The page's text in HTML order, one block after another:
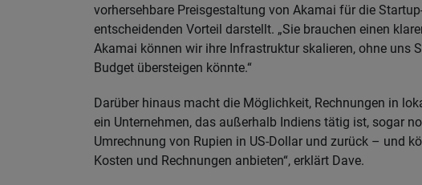
vorhersehbare Preisgestaltung von Akamai für die
entscheidenden Vorteil darstellt. „Sie brauchen einen
Akamai können wir ihre Infrastruktur skalieren, ohne uns
Budget übersteigen könnte.“
Darüber hinaus macht die Möglichkeit, Rechnungen in
ein Unternehmen, das außerhalb Indiens tätig ist, sogar
Umrechnung von Rupien in US-Dollar und zurück – und
Kosten und Rechnungen anbieten“, erklärt Dave.